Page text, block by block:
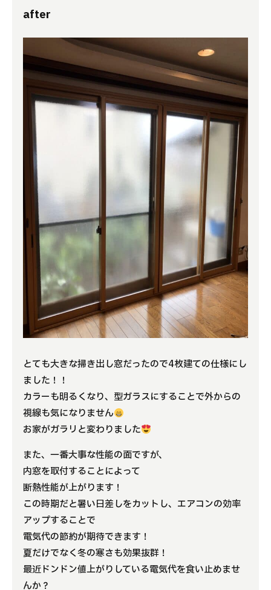
after
とても大きな掃き出し窓だったので4枚建ての仕様にし
ました！！
カラーも明るくなり、型ガラスにすることで外からの
視線も気になりません
お家がガラリと変わりました
また、一番大事な性能の面ですが、
内窓を取付することによって
断熱性能が上がります！
この時期だと暑い日差しをカットし、エアコンの効率
アップすることで
電気代の節約が期待できます！
夏だけでなく冬の寒さも効果抜群！
最近ドンドン値上がりしている電気代を食い止めませ
んか？